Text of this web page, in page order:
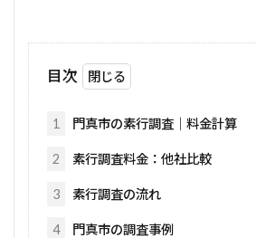
目次
1 門真市の素行調査｜料金計算
2 素行調査料金：他社比較
3 素行調査の流れ
4 門真市の調査事例